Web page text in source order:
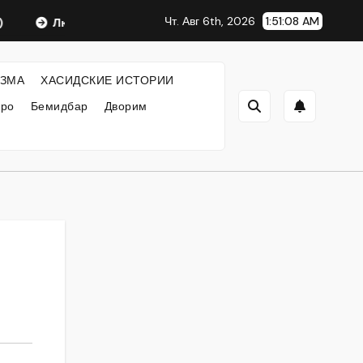
Любавический Ребе ФИЛОСОФИЯ ХАСИДИЗМА
Чт. Авг 6th, 2026 1:51:09 AM
ХАСИДСКИЕ ИСТОРИИ
Бемидбар
Дворим